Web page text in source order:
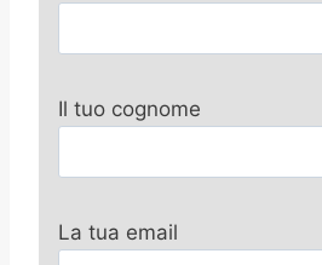
Il tuo cognome
La tua email